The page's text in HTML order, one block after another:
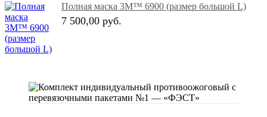
Полная маска 3M™ 6900 (размер большой L)
7 500,00 руб.